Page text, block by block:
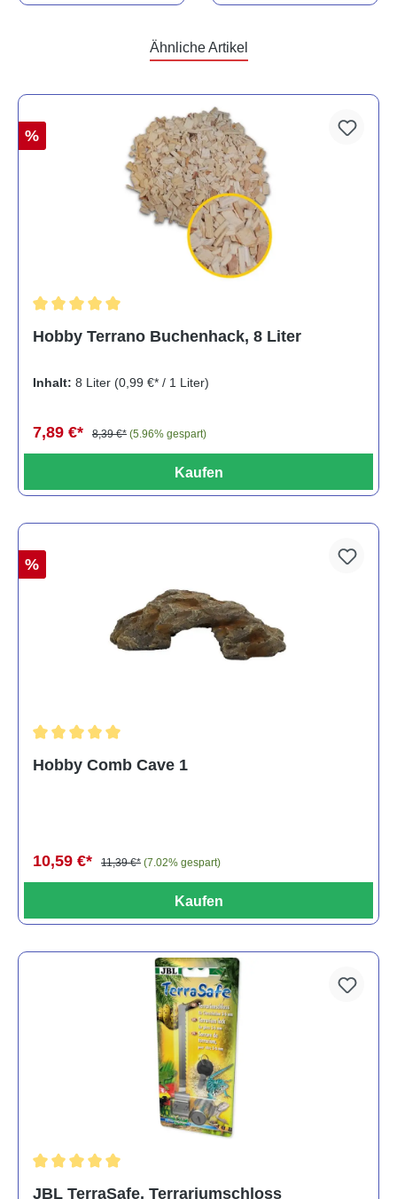
Ähnliche Artikel
%
Hobby Terrano Buchenhack, 8 Liter
Inhalt: 8 Liter (0,99 €* / 1 Liter)
7,89 €* 8,39 €* (5.96% gespart)
Kaufen
%
Hobby Comb Cave 1
10,59 €* 11,39 €* (7.02% gespart)
Kaufen
JBL TerraSafe, Terrariumschloss